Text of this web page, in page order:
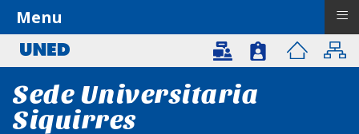
Sede Universitaria
Siquirres
Menu ≡